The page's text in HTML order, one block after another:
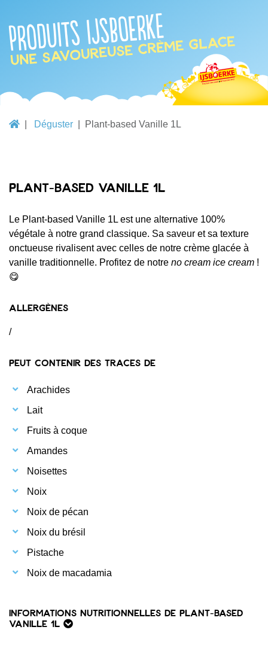
Produits IJsboerke
une savoureuse crème glace
Déguster Plant-based Vanille 1L
Plant-based Vanille 1L
Le Plant-based Vanille 1L est une alternative 100%
végétale à notre grand classique. Sa saveur et sa texture
onctueuse rivalisent avec celles de notre crème glacée à
vanille traditionnelle. Profitez de notre no cream ice cream !
😋
Allergènes
/
Peut contenir des traces de
Arachides
Lait
Fruits à coque
Amandes
Noisettes
Noix
Noix de pécan
Noix du brésil
Pistache
Noix de macadamia
Informations nutritionnelles de Plant-based
Vanille 1L